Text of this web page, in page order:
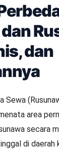
dan
Sewa
area
secara
di daerah